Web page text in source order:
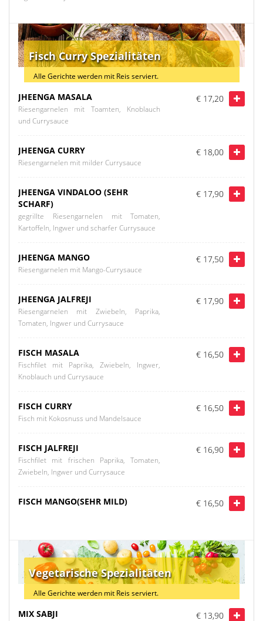
Fisch Curry Spezialitäten
Alle Gerichte werden mit Reis serviert.
JHEENGA MASALA
Riesengarnelen mit Toamten, Knoblauch
und Currysauce
€ 17,20
JHEENGA CURRY
Riesengarnelen mit milder Currysauce
€ 18,00
JHEENGA VINDALOO (SEHR
SCHARF)
gegrillte Riesengarnelen mit Tomaten,
Kartoffeln, Ingwer und scharfer Currysauce
€ 17,90
JHEENGA MANGO
Riesengarnelen mit Mango-Currysauce
€ 17,50
JHEENGA JALFREJI
Riesengarnelen mit Zwiebeln, Paprika,
Tomaten, Ingwer und Currysauce
€ 17,90
FISCH MASALA
Fischfilet mit Paprika, Zwiebeln, Ingwer,
Knoblauch und Currysauce
€ 16,50
FISCH CURRY
Fisch mit Kokosnuss und Mandelsauce
€ 16,50
FISCH JALFREJI
Fischfilet mit frischen Paprika, Tomaten,
Zwiebeln, Ingwer und Currysauce
€ 16,90
FISCH MANGO(SEHR MILD) € 16,50
Vegetarische Spezialitäten
Alle Gerichte werden mit Reis serviert.
MIX SABJI € 13,90